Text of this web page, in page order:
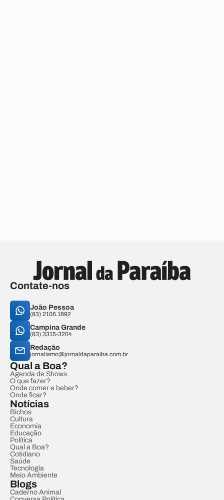
Contate-nos
João Pessoa
(83) 2106.1892
Campina Grande
(83) 3315-3204
Redação
jornalismo@jornaldaparaiba.com.br
Qual a Boa?
Agenda de Shows
O que fazer?
Onde comer e beber?
Onde ficar?
Notícias
Bichos
Cultura
Economia
Educação
Política
Qual a Boa?
Cotidiano
Saúde
Tecnologia
Meio Ambiente
Blogs
Caderno Animal